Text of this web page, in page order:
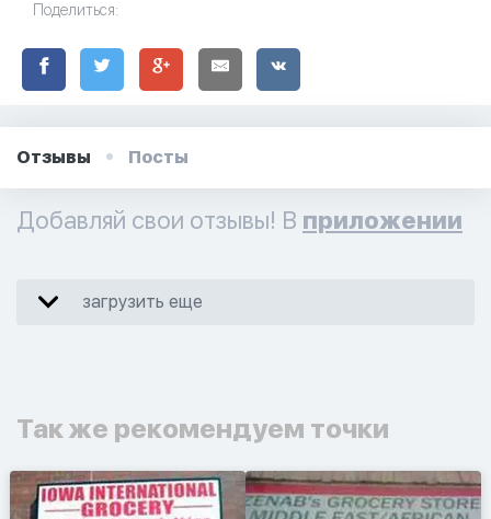
Поделиться:
Отзывы Посты
Добавляй свои отзывы! В приложении
загрузить еще
Так же рекомендуем точки